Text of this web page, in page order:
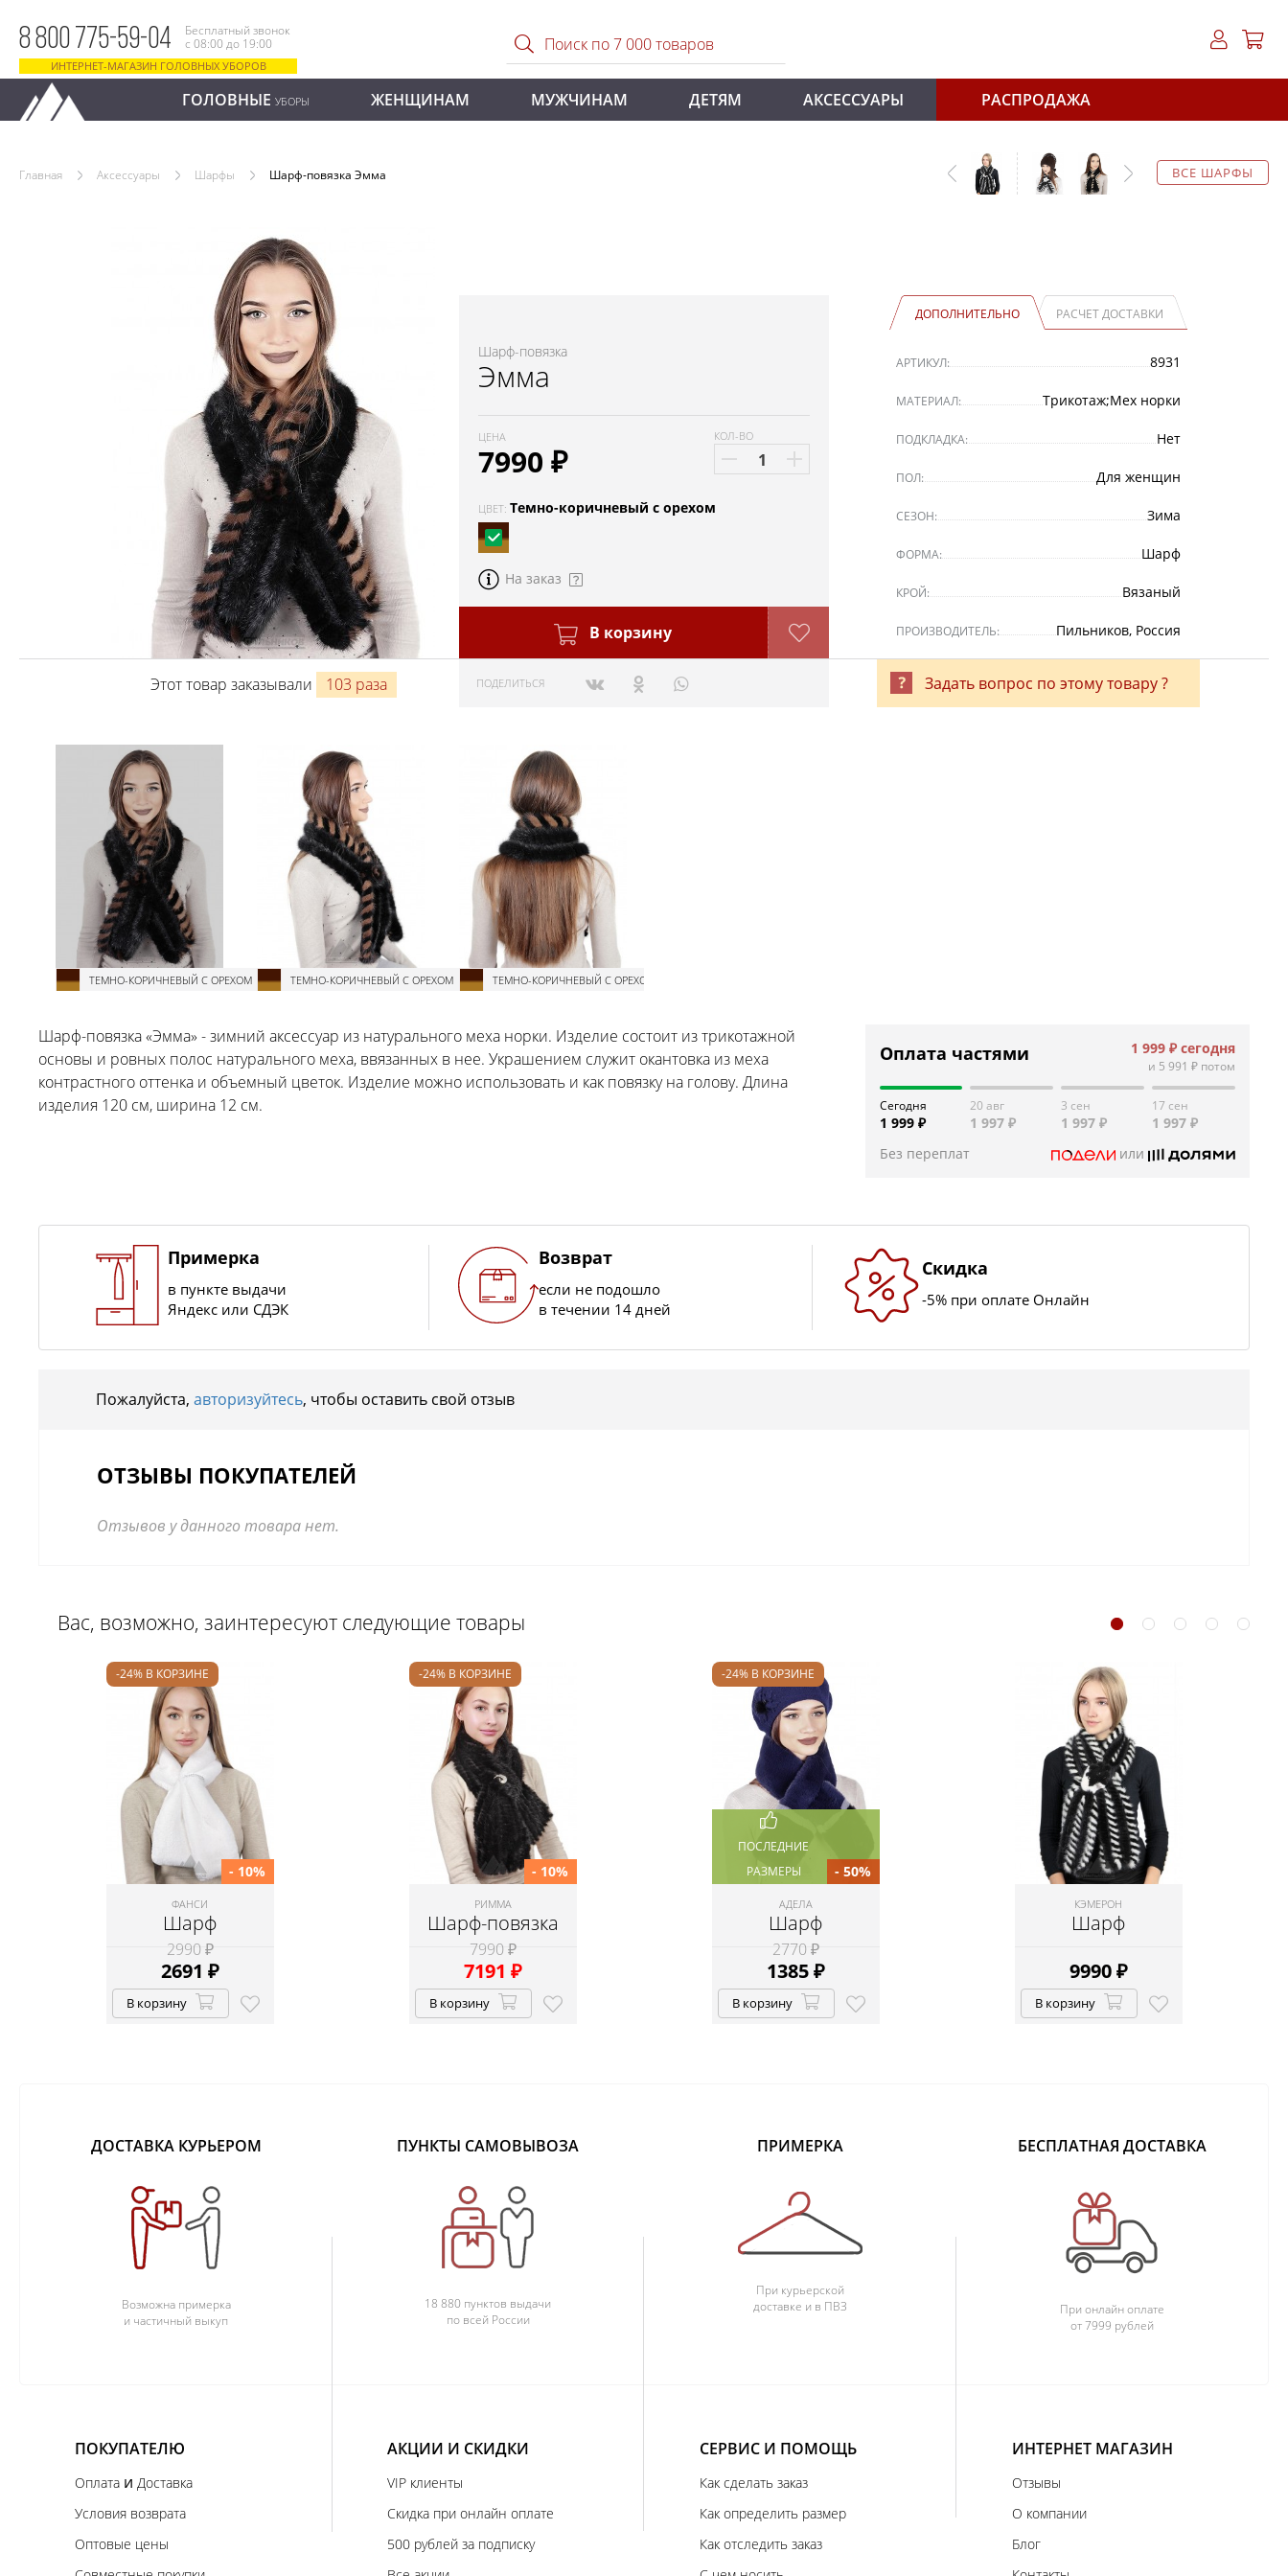
8 800 775-59-04
Бесплатный звонок
с 08:00 до 19:00
ИНТЕРНЕТ-МАГАЗИН ГОЛОВНЫХ УБОРОВ
ГОЛОВНЫЕ УБОРЫ ЖЕНЩИНАМ МУЖЧИНАМ ДЕТЯМ АКСЕССУАРЫ РАСПРОДАЖА
ВСЕ ШАРФЫ
Главная Аксессуары Шарфы Шарф-повязка Эмма
Шарф-повязка
Эмма
ЦЕНА
7990 ₽
КОЛ-ВО
ЦВЕТ: Темно-коричневый с орехом
На заказ
В корзину
ПОДЕЛИТЬСЯ
ДОПОЛНИТЕЛЬНО РАСЧЕТ ДОСТАВКИ
АРТИКУЛ: 8931
МАТЕРИАЛ: Трикотаж;Мех норки
ПОДКЛАДКА: Нет
ПОЛ: Для женщин
СЕЗОН: Зима
ФОРМА: Шарф
КРОЙ: Вязаный
ПРОИЗВОДИТЕЛЬ: Пильников, Россия
Этот товар заказывали 103 раза Задать вопрос по этому товару ?
ТЕМНО-КОРИЧНЕВЫЙ С ОРЕХОМ ТЕМНО-КОРИЧНЕВЫЙ С ОРЕХОМ ТЕМНО-КОРИЧНЕВЫЙ С ОРЕХОМ
Шарф-повязка «Эмма» - зимний аксессуар из натурального меха норки. Изделие состоит из трикотажной
основы и ровных полос натурального меха, ввязанных в нее. Украшением служит окантовка из меха
контрастного оттенка и объемный цветок. Изделие можно использовать и как повязку на голову. Длина
изделия 120 см, ширина 12 см.
Оплата частями 1 999 ₽сегодня
и 5 991 ₽потом
Сегодня
1 999 ₽
20 авг
1 997 ₽
3 сен
1 997 ₽
17 сен
1 997 ₽
Без переплат
или
Примерка
в пункте выдачи
Яндекс или СДЭК
Возврат
если не подошло
в течении 14 дней
Скидка
-5% при оплате Онлайн
Пожалуйста, авторизуйтесь, чтобы оставить свой отзыв
ОТЗЫВЫ ПОКУПАТЕЛЕЙ
Отзывов у данного товара нет.
Вас, возможно, заинтересуют следующие товары
-24% В КОРЗИНЕ
ФАНСИ
Шарф
2990 ₽
2691 ₽
- 10%
В корзину
-24% В КОРЗИНЕ
РИММА
Шарф-повязка
7990 ₽
7191 ₽
- 10%
В корзину
-24% В КОРЗИНЕ
ПОСЛЕДНИЕ
РАЗМЕРЫ
АДЕЛА
Шарф
2770 ₽
1385₽
- 50%
В корзину
КЭМЕРОН
Шарф
9990₽
В корзину
ДОСТАВКА КУРЬЕРОМ
Возможна примерка
и частичный выкуп
ПУНКТЫ САМОВЫВОЗА
18 880 пунктов выдачи
по всей России
ПРИМЕРКА
При курьерской
доставке и в ПВЗ
БЕСПЛАТНАЯ ДОСТАВКА
При онлайн оплате
от 7999 рублей
ПОКУПАТЕЛЮ
Оплата и Доставка
Условия возврата
Оптовые цены
АКЦИИ И СКИДКИ
VIP клиенты
Скидка при онлайн оплате
500 рублей за подписку
СЕРВИС И ПОМОЩЬ
Как сделать заказ
Как определить размер
Как отследить заказ
ИНТЕРНЕТ МАГАЗИН
Отзывы
О компании
Блог